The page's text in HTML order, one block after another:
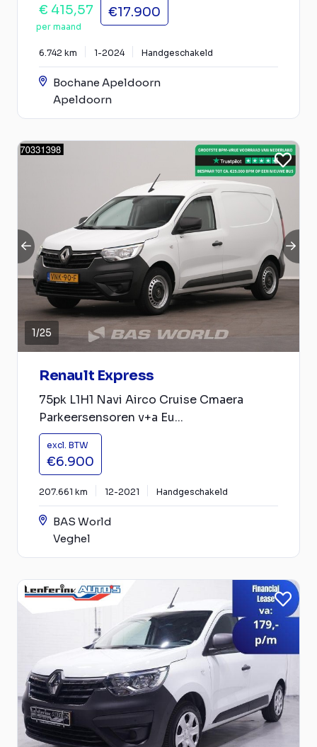
€ 415,57
per maand
€17.900
6.742 km 1-2024 Handgeschakeld
Bochane Apeldoorn
Apeldoorn
1/25
Renault Express
75pk L1H1 Navi Airco Cruise Cmaera
Parkeersensoren v+a Eu...
excl. BTW
€6.900
207.661 km 12-2021 Handgeschakeld
BAS World
Veghel